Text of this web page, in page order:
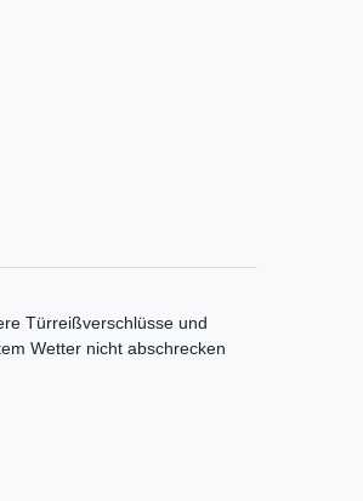
Türreißverschlüsse und
Wetter nicht abschrecken